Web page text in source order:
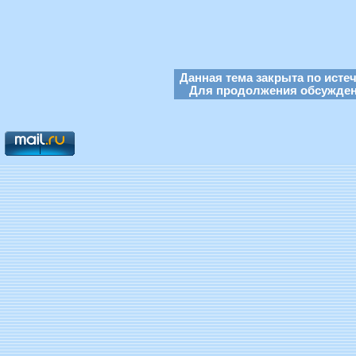
Данная тема закрыта по
Для продолжения